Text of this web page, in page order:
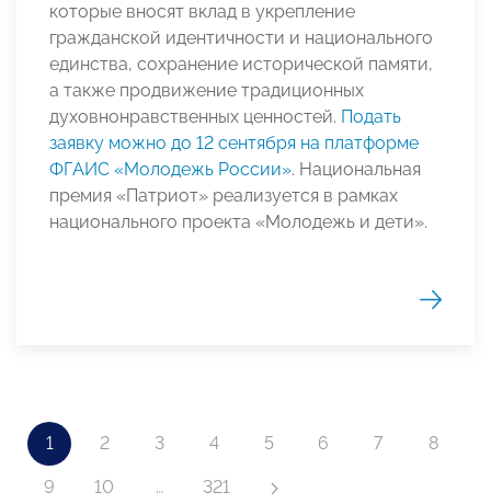
которые вносят вклад в укрепление
гражданской идентичности и национального
единства, сохранение исторической памяти,
а также продвижение традиционных
духовнонравственных ценностей. Подать
заявку можно до 12 сентября на платформе
ФГАИС «Молодежь России». Национальная
премия «Патриот» реализуется в рамках
национального проекта «Молодежь и дети».
1 2 3 4 5 6 7 8
9 10 … 321